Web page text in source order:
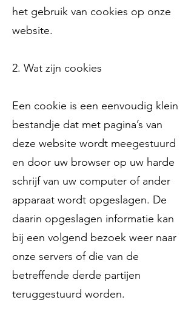
het gebruik van cookies op onze
website.
2. Wat zijn cookies
Een cookie is een eenvoudig klein
bestandje dat met pagina’s van
deze website wordt meegestuurd
en door uw browser op uw harde
schrijf van uw computer of ander
apparaat wordt opgeslagen. De
daarin opgeslagen informatie kan
bij een volgend bezoek weer naar
onze servers of die van de
betreffende derde partijen
teruggestuurd worden.